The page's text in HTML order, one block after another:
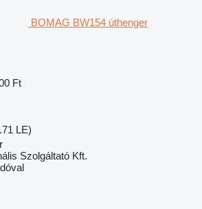
BOMAG BW154 úthenger
Ft
LE)
Szolgáltató Kft.